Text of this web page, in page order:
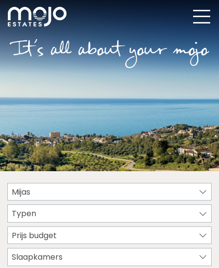
Mijas
Typen
Prijs budget
Slaapkamers